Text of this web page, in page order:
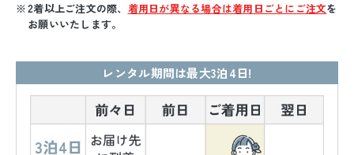
2着以上ご注文の際、 着用日が異なる場合は着用日ごとにご注文を
お願いいたします。
レンタル期間は最大3泊4日!